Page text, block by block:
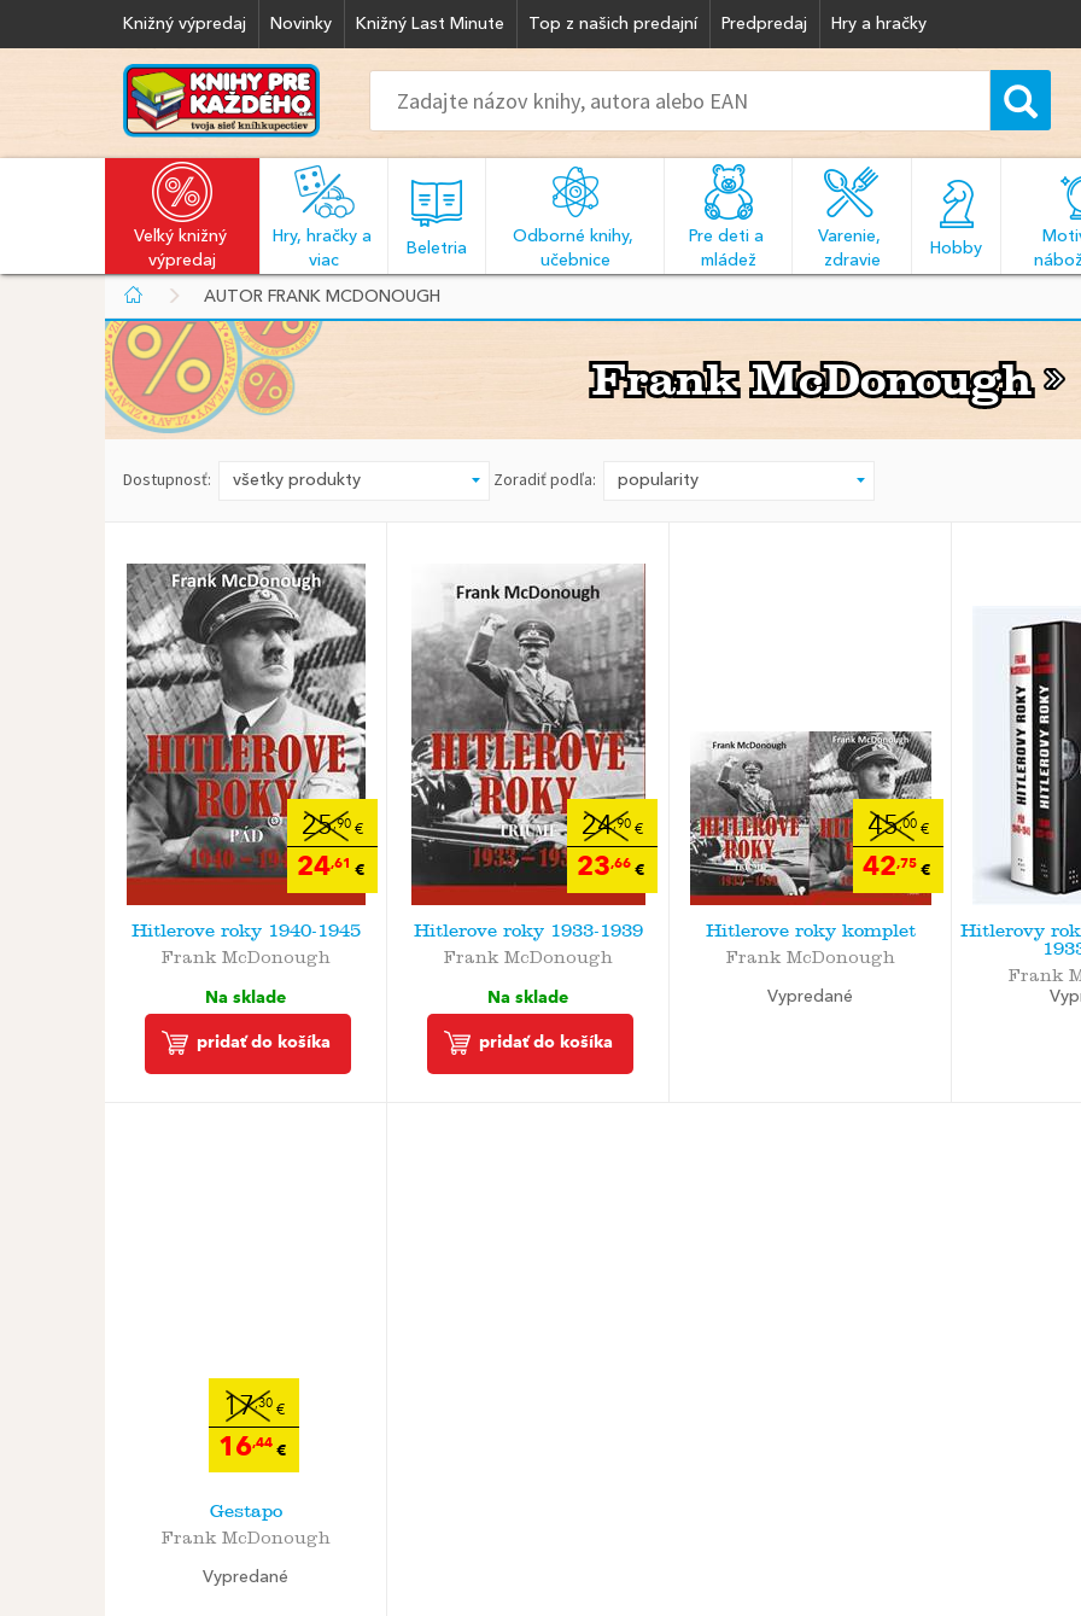
Knižný výpredaj Novinky Knižný Last Minute Top z našich predajní Predpredaj Hry a hračky
Veľký knižný
výpredaj
Hry, hračky a
viac
Beletria
Odborné knihy,
učebnice
Pre deti a
mládež
Varenie,
zdravie
Hobby
AUTOR FRANK MCDONOUGH
Frank McDonough
Frank McDonough
Dostupnosť: Zoradiť podľa:
25,90 €
24,61 €
Hitlerove roky 1940-1945
Frank McDonough
Na sklade
pridať do košíka
24,90 €
23,66 €
Hitlerove roky 1933-1939
Frank McDonough
Na sklade
pridať do košíka
45,00 €
42,75 €
Hitlerove roky komplet
Frank McDonough
Vypredané
Hitlerovy
Frank
17,30 €
16,44 €
Gestapo
Frank McDonough
Vypredané